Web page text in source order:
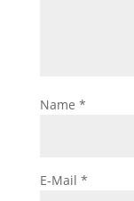
Name *
E-Mail *